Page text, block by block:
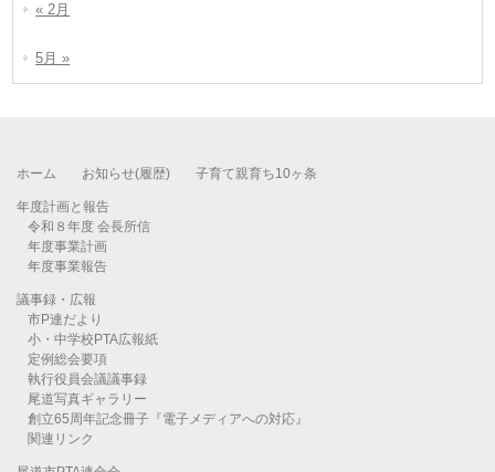
« 2月
5月 »
ホーム お知らせ(履歴) 子育て親育ち10ヶ条
年度計画と報告
令和８年度 会長所信
年度事業計画
年度事業報告
議事録・広報
市P連だより
小・中学校PTA広報紙
定例総会要項
執行役員会議議事録
尾道写真ギャラリー
創立65周年記念冊子『電子メディアへの対応』
関連リンク